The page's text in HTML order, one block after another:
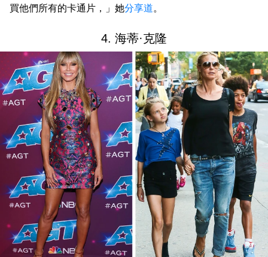
買他們所有的卡通片，」她分享道。
4. 海蒂·克隆